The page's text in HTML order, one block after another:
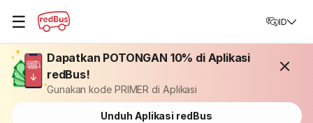
☰ ID
Dapatkan POTONGAN 10% di Aplikasi
redBus!
Gunakan kode PRIMER di Aplikasi
Unduh Aplikasi redBus